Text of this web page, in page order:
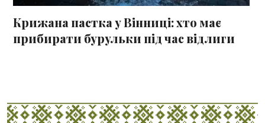
Крижана пастка у Вінниці: хто має
прибирати бурульки під час відлиги